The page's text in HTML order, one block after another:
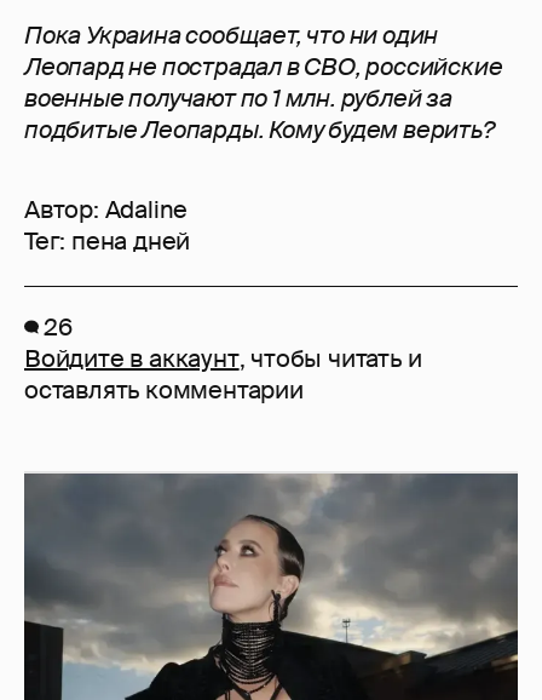
Пока Украина сообщает, что ни один
Леопард не пострадал в СВО, российские
военные получают по 1 млн. рублей за
подбитые Леопарды. Кому будем верить?
Автор: Adaline
Тег: пена дней
26
Войдите в аккаунт, чтобы читать и
оставлять комментарии